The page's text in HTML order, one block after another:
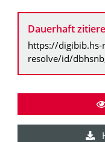
Dauerhaft
https://digibib.hs-
resolve/id/